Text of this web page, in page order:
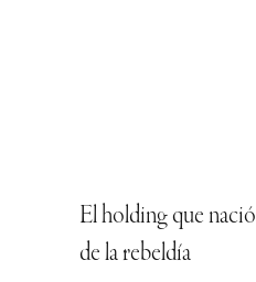
El holding que nació
de la rebeldía